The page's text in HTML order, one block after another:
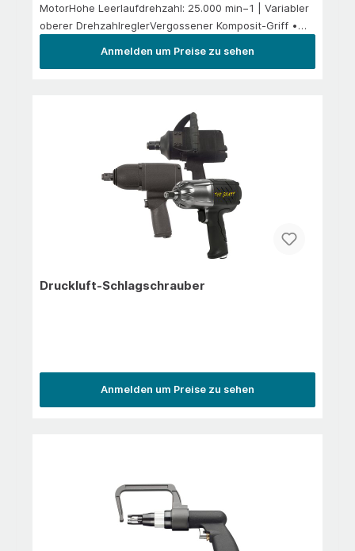
MotorHohe Leerlaufdrehzahl: 25.000 min−1 | Variabler
oberer DrehzahlreglerVergossener Komposit-Griff •
Anmelden um Preise zu sehen
Druckluft-Schlagschrauber
Anmelden um Preise zu sehen